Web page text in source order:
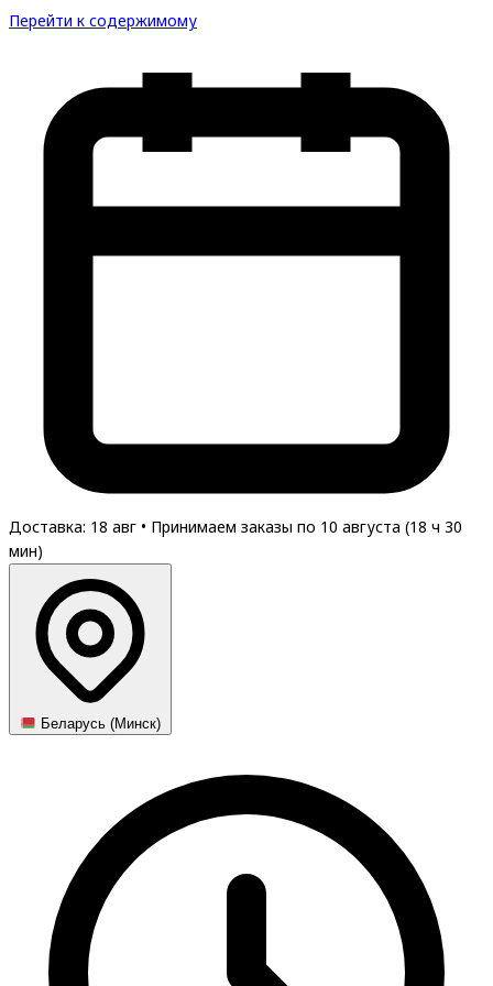
Перейти к содержимому
Доставка: 18 авг • Принимаем заказы по 10 августа (18 ч 30
мин)
Беларусь (Минск)